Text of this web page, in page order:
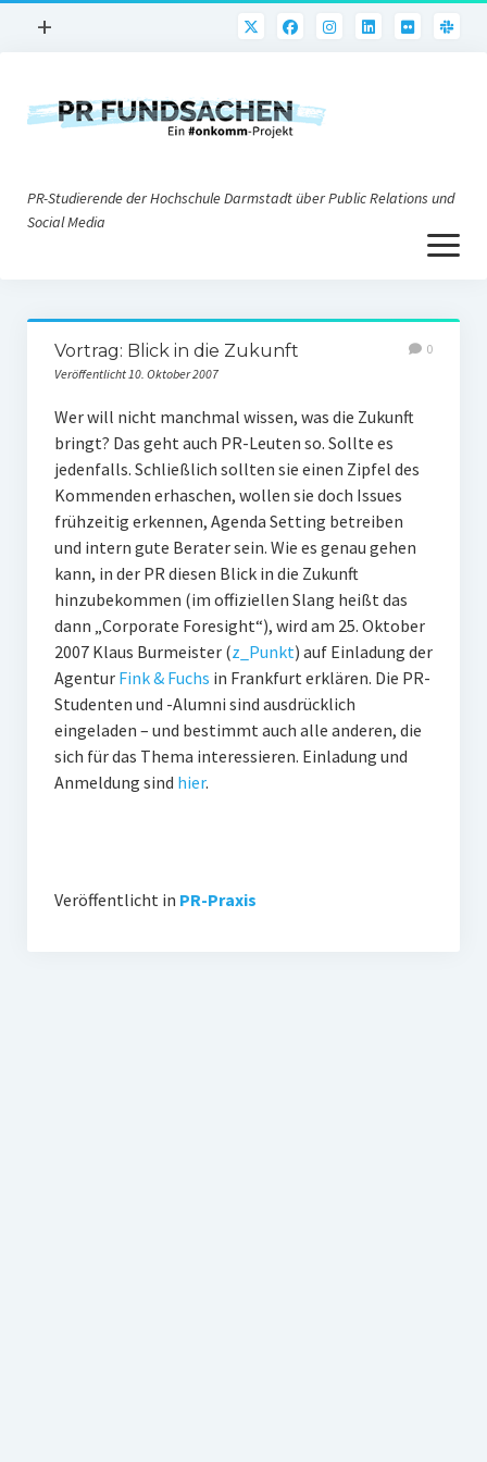
Menü
+
PR@h_da
Nonprofit-PR
Corporate Weblogs
Podcasting
Social Media
PR-Theorie
PR-Literatur
PR-Studien
Gesellschaft & Medien
Infografik-Themengarten
Künstliche Intelligenz
17 Ziele
Zukunft der Bildung
PR-Studierende der Hochschule Darmstadt über Public Relations und
Social Media
Menü
öffnen
Über uns
Impressum
Vortrag: Blick in die Zukunft
Veröffentlicht 10. Oktober 2007
0
Wer will nicht manchmal wissen, was die Zukunft
bringt? Das geht auch PR-Leuten so. Sollte es
jedenfalls. Schließlich sollten sie einen Zipfel des
Kommenden erhaschen, wollen sie doch Issues
frühzeitig erkennen, Agenda Setting betreiben
und intern gute Berater sein. Wie es genau gehen
kann, in der PR diesen Blick in die Zukunft
hinzubekommen (im offiziellen Slang heißt das
dann „Corporate Foresight“), wird am 25. Oktober
2007 Klaus Burmeister (z_Punkt) auf Einladung der
Agentur Fink & Fuchs in Frankfurt erklären. Die PR-
Studenten und -Alumni sind ausdrücklich
eingeladen – und bestimmt auch alle anderen, die
sich für das Thema interessieren. Einladung und
Anmeldung sind hier.
Veröffentlicht in PR-Praxis